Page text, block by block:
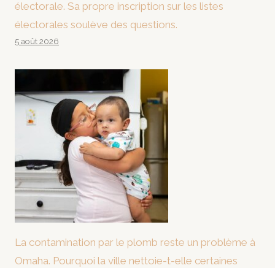
électorale. Sa propre inscription sur les listes
électorales soulève des questions.
5 août 2026
La contamination par le plomb reste un problème à
Omaha. Pourquoi la ville nettoie-t-elle certaines